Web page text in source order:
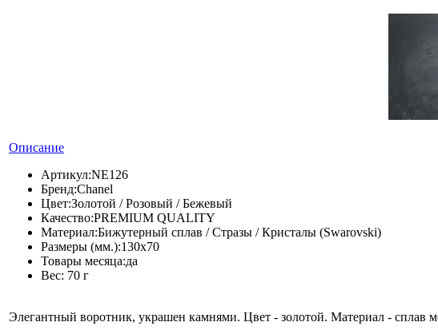
Описание
Артикул:NE126
Бренд:Chanel
Цвет:Золотой / Розовый / Бежевый
Качество:PREMIUM QUALITY
Материал:Бижутерный сплав / Стразы / Кристалы (Swarovski)
Размеры (мм.):130x70
Товары месяца:да
Вес: 70 г
Элегантный воротник, украшен камнями. Цвет - золотой. Материал - сплав